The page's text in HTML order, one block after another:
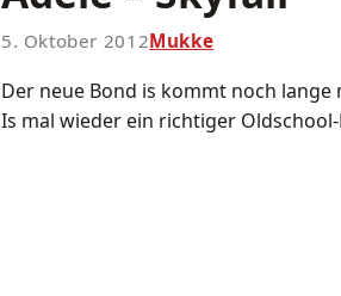
5. Oktober 2012Mukke
Der neue Bond is kommt noch lange
Is mal wieder ein richtiger